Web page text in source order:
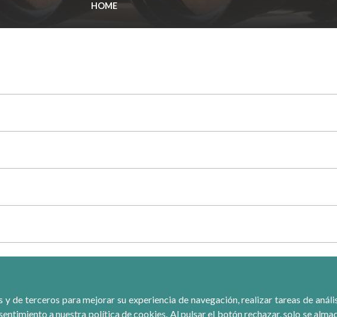
HOME
de terceros para mejorar su experiencia de navegación, realizar tareas de
a nuestra política de cookies. Al pulsar el botón rechazar, solo se